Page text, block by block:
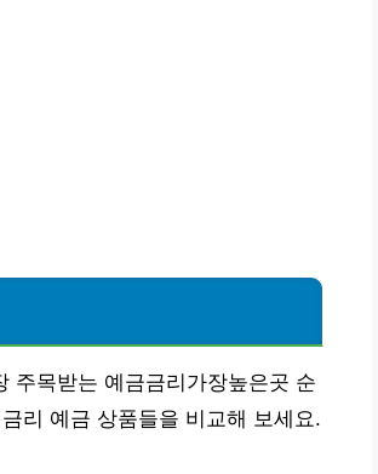
주목받는 예금금리가장높은곳 순
리 예금 상품들을 비교해 보세요.